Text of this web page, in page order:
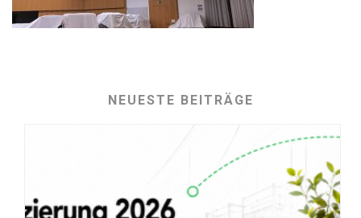
NEUESTE BEITRÄGE